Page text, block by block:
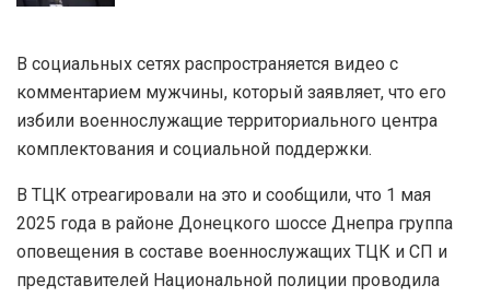
В социальных сетях распространяется видео с
комментарием мужчины, который заявляет, что его
избили военнослужащие территориального центра
комплектования и социальной поддержки.
В ТЦК отреагировали на это и сообщили, что 1 мая
2025 года в районе Донецкого шоссе Днепра группа
оповещения в составе военнослужащих ТЦК и СП и
представителей Национальной полиции проводила